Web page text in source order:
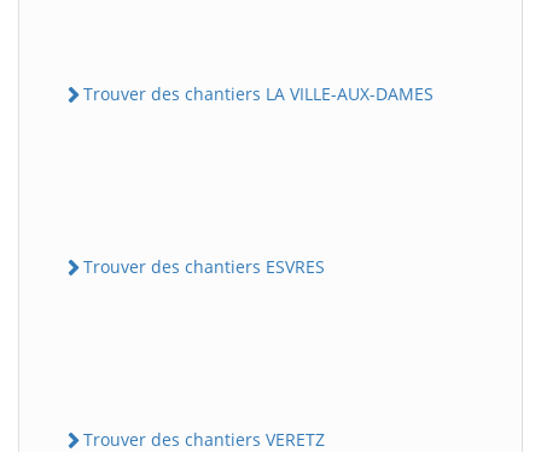
Trouver des chantiers LA VILLE-AUX-DAMES
Trouver des chantiers ESVRES
Trouver des chantiers VERETZ